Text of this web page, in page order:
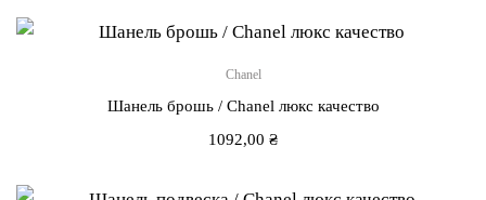
Chanel
Шанель брошь / Chanel люкс качество
1092,00 ₴